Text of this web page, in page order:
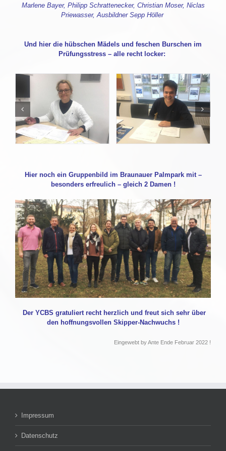
Marlene Bayer, Philipp Schrattenecker, Christian Moser, Niclas
Priewasser, Ausbildner Sepp Höller
Und hier die hübschen Mädels und feschen Burschen im
Prüfungsstress – alle recht locker:
Hier noch ein Gruppenbild im Braunauer Palmpark mit –
besonders erfreulich – gleich 2 Damen !
Der YCBS gratuliert recht herzlich und freut sich sehr über
den hoffnungsvollen Skipper-Nachwuchs !
Eingewebt by Ante Ende Februar 2022 !
Impressum
Datenschutz